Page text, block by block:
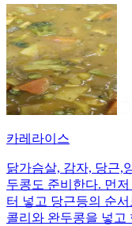
카레라이스
닭가슴살, 감자, 당근,
두콩도 준비한다. 먼
터 넣고 당근등의 순
콜리와 완두콩을 넣고